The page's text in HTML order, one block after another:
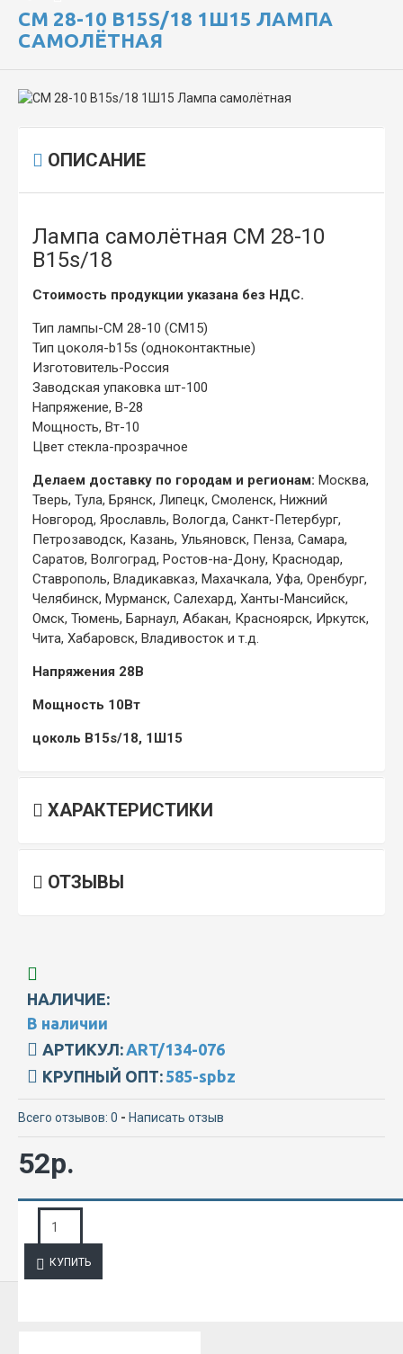
СМ 28-10 B15S/18 1Ш15 ЛАМПА
САМОЛЁТНАЯ
ОПИСАНИЕ
Лампа самолётная СМ 28-10
B15s/18
Стоимость продукции указана без НДС.
Тип лампы-CM 28-10 (CM15)
Тип цоколя-b15s (одноконтактные)
Изготовитель-Россия
Заводская упаковка шт-100
Напряжение, В-28
Мощность, Вт-10
Цвет стекла-прозрачное
Делаем доставку по городам и регионам: Москва,
Тверь, Тула, Брянск, Липецк, Смоленск, Нижний
Новгород, Ярославль, Вологда, Санкт-Петербург,
Петрозаводск, Казань, Ульяновск, Пенза, Самара,
Саратов, Волгоград, Ростов-на-Дону, Краснодар,
Ставрополь, Владикавказ, Махачкала, Уфа, Оренбург,
Челябинск, Мурманск, Салехард, Ханты-Мансийск,
Омск, Тюмень, Барнаул, Абакан, Красноярск, Иркутск,
Чита, Хабаровск, Владивосток и т.д.
Напряжения 28В
Мощность 10Вт
цоколь B15s/18, 1Ш15
ХАРАКТЕРИСТИКИ
ОТЗЫВЫ
НАЛИЧИЕ:
В наличии
АРТИКУЛ: ART/134-076
КРУПНЫЙ ОПТ: 585-spbz
Всего отзывов: 0 - Написать отзыв
52р.
КУПИТЬ